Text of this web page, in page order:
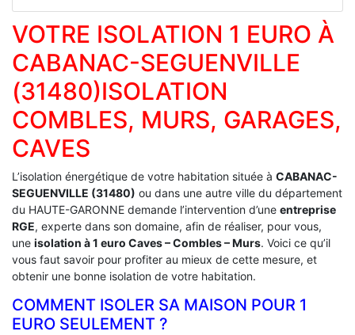
VOTRE ISOLATION 1 EURO À
CABANAC-SEGUENVILLE
(31480)ISOLATION
COMBLES, MURS, GARAGES,
CAVES
L’isolation énergétique de votre habitation située à CABANAC-
SEGUENVILLE (31480) ou dans une autre ville du département
du HAUTE-GARONNE demande l’intervention d’une entreprise
RGE, experte dans son domaine, afin de réaliser, pour vous,
une isolation à 1 euro Caves – Combles – Murs. Voici ce qu’il
vous faut savoir pour profiter au mieux de cette mesure, et
obtenir une bonne isolation de votre habitation.
COMMENT ISOLER SA MAISON POUR 1
EURO SEULEMENT ?